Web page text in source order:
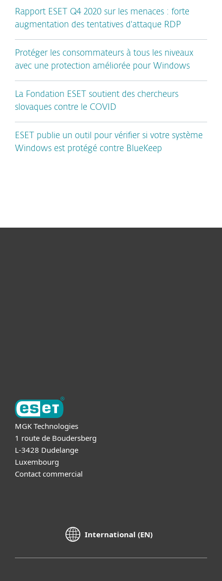
Rapport ESET Q4 2020 sur les menaces : forte
augmentation des tentatives d'attaque RDP
Protéger les consommateurs à tous les niveaux
avec une protection améliorée pour Windows
La Fondation ESET soutient des chercheurs
slovaques contre le COVID
ESET publie un outil pour vérifier si votre système
Windows est protégé contre BlueKeep
MGK Technologies
1 route de Boudersberg
L-3428 Dudelange
Luxembourg
Contact commercial
International (EN)